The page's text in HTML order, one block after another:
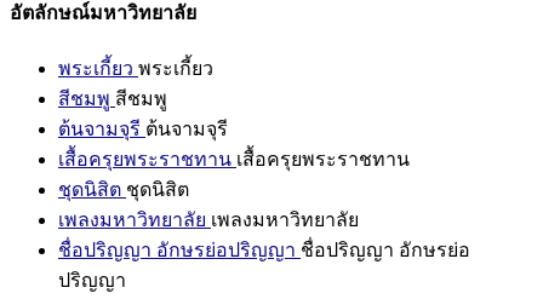
อัตลักษณ์มหาวิทยาลัย
พระเกี้ยว พระเกี้ยว
สีชมพู สีชมพู
ต้นจามจุรี ต้นจามจุรี
เสื้อครุยพระราชทาน เสื้อครุยพระราชทาน
ชุดนิสิต ชุดนิสิต
เพลงมหาวิทยาลัย เพลงมหาวิทยาลัย
ชื่อปริญญา อักษรย่อปริญญา ชื่อปริญญา อักษรย่อ
ปริญญา